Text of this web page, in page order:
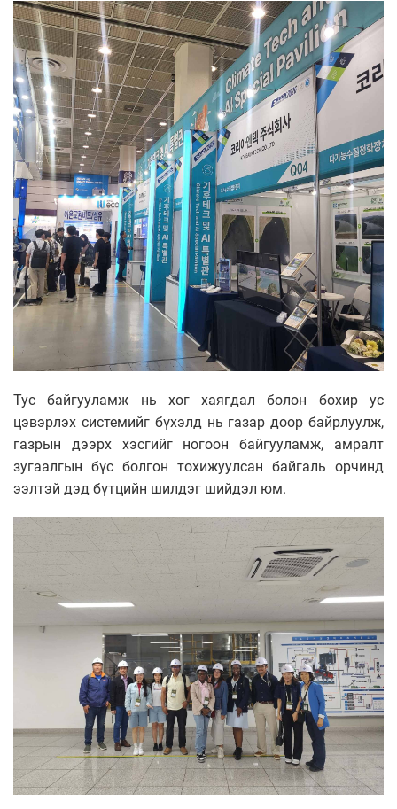
Тус байгууламж нь хог хаягдал болон бохир ус
цэвэрлэх системийг бүхэлд нь газар доор байрлуулж,
газрын дээрх хэсгийг ногоон байгууламж, амралт
зугаалгын бүс болгон тохижуулсан байгаль орчинд
ээлтэй дэд бүтцийн шилдэг шийдэл юм.